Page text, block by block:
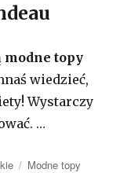
modne topy
wiedzieć,
Wystarczy
…
Tagi
Modne topy